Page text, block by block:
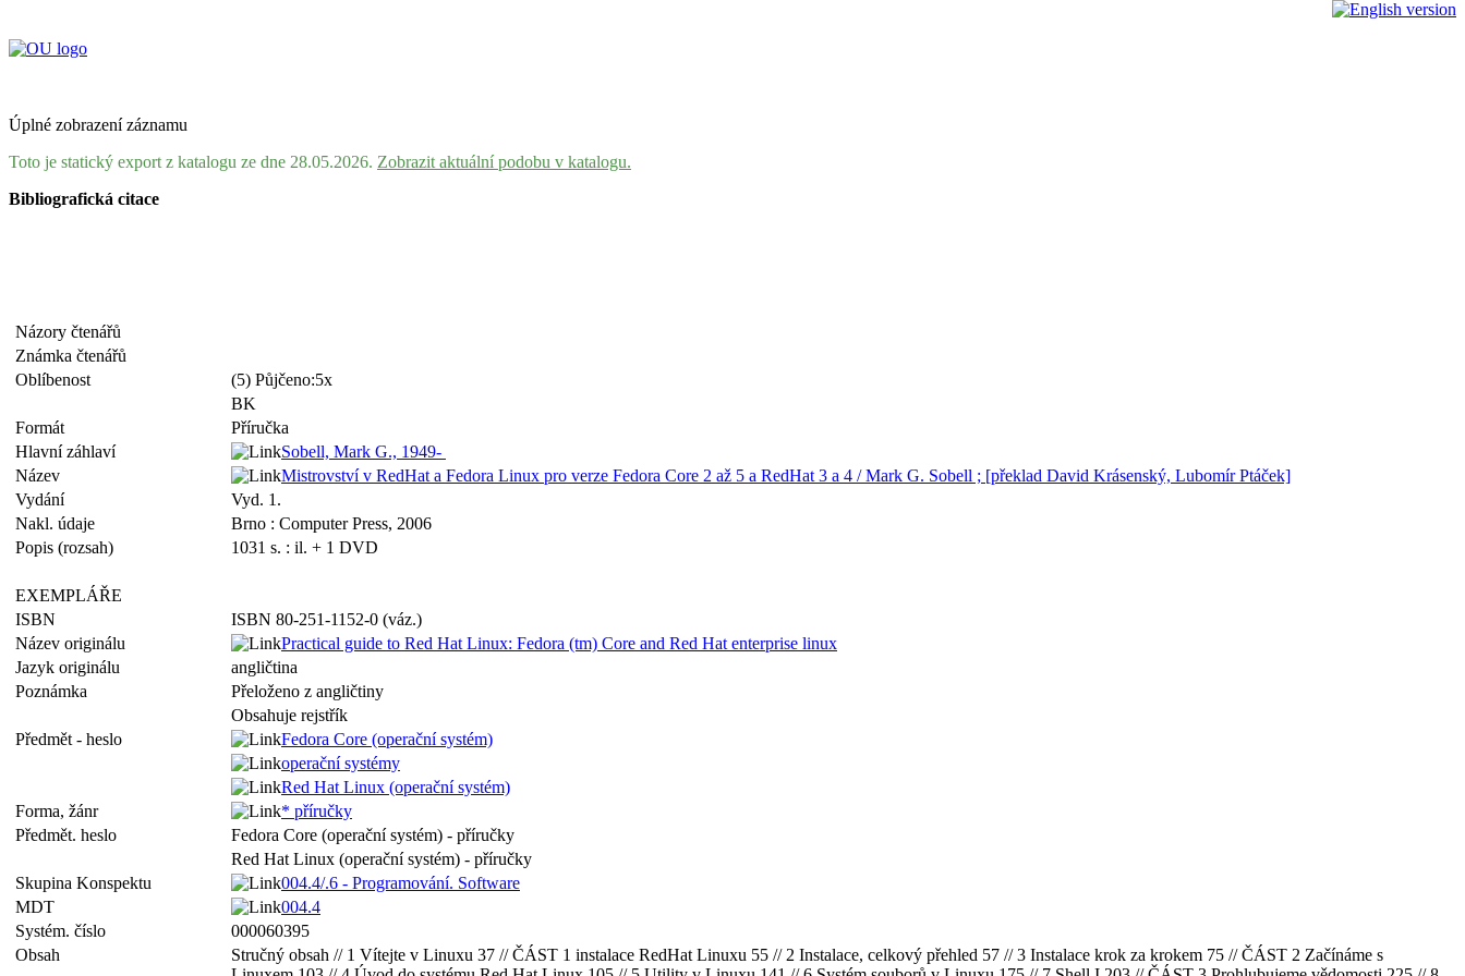
Úplné zobrazení záznamu
Toto je statický export z katalogu ze dne 28.05.2026. Zobrazit aktuální podobu v katalogu.
Bibliografická citace
Názory čtenářů
Známka čtenářů
Oblíbenost
(5) Půjčeno:5x
BK
Formát
Příručka
Hlavní záhlaví
Sobell, Mark G., 1949-
Název
Mistrovství v RedHat a Fedora Linux pro verze Fedora Core 2 až 5 a RedHat 3 a 4 / Mark G. Sobell ; [překlad David Krásenský, Lubomír Ptáček]
Vydání
Vyd. 1.
Nakl. údaje
Brno : Computer Press, 2006
Popis (rozsah)
1031 s. : il. + 1 DVD
EXEMPLÁŘE
ISBN
ISBN 80-251-1152-0 (váz.)
Název originálu
Practical guide to Red Hat Linux: Fedora (tm) Core and Red Hat enterprise linux
Jazyk originálu
angličtina
Poznámka
Přeloženo z angličtiny
Obsahuje rejstřík
Předmět - heslo
Fedora Core (operační systém)
operační systémy
Red Hat Linux (operační systém)
Forma, žánr
* příručky
Předmět. heslo
Fedora Core (operační systém) - příručky
Red Hat Linux (operační systém) - příručky
Skupina Konspektu
004.4/.6 - Programování. Software
MDT
004.4
Systém. číslo
000060395
Obsah
Stručný obsah // 1 Vítejte v Linuxu 37 // ČÁST 1 instalace RedHat Linuxu 55 // 2 Instalace, celkový přehled 57 // 3 Instalace krok za krokem 75 // ČÁST 2 Začínáme s